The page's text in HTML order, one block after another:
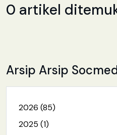
0 artikel
Arsip Arsip
2026 (85)
2025 (1)